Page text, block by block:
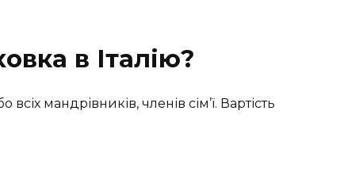
в Італію?
мандрівників, членів сім’ї. Вартість